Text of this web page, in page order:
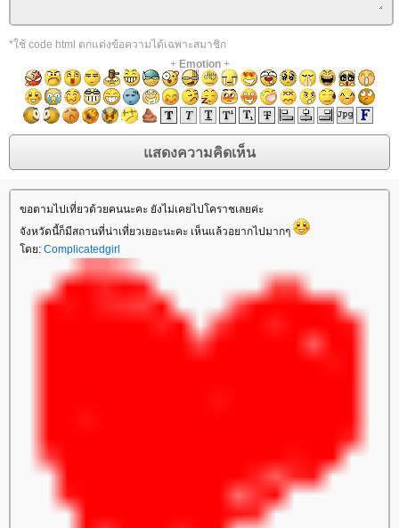
*ใช้ code html ตกแต่งข้อความได้เฉพาะสมาชิก
+ Emotion+
ขอตามไปเที่ยวด้วยคนนะคะ ยังไม่เคยไปโคราชเลยค่ะ
จังหวัดนี้ก็มีสถานที่น่าเที่ยวเยอะนะคะ เห็นแล้วอยากไปมากๆ
ดย: Complicatedgirl